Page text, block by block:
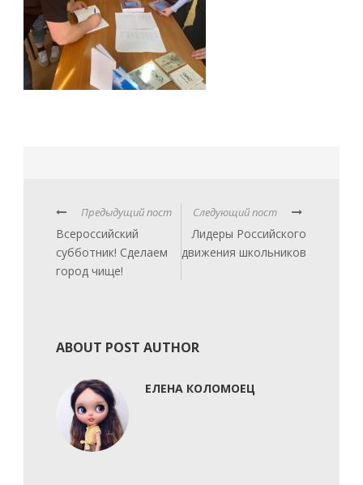
Предыдущий пост
Всероссийский
субботник! Сделаем
город чище!
Следующий пост
Лидеры Российского
движения школьников
ABOUT POST AUTHOR
ЕЛЕНА КОЛОМОЕЦ